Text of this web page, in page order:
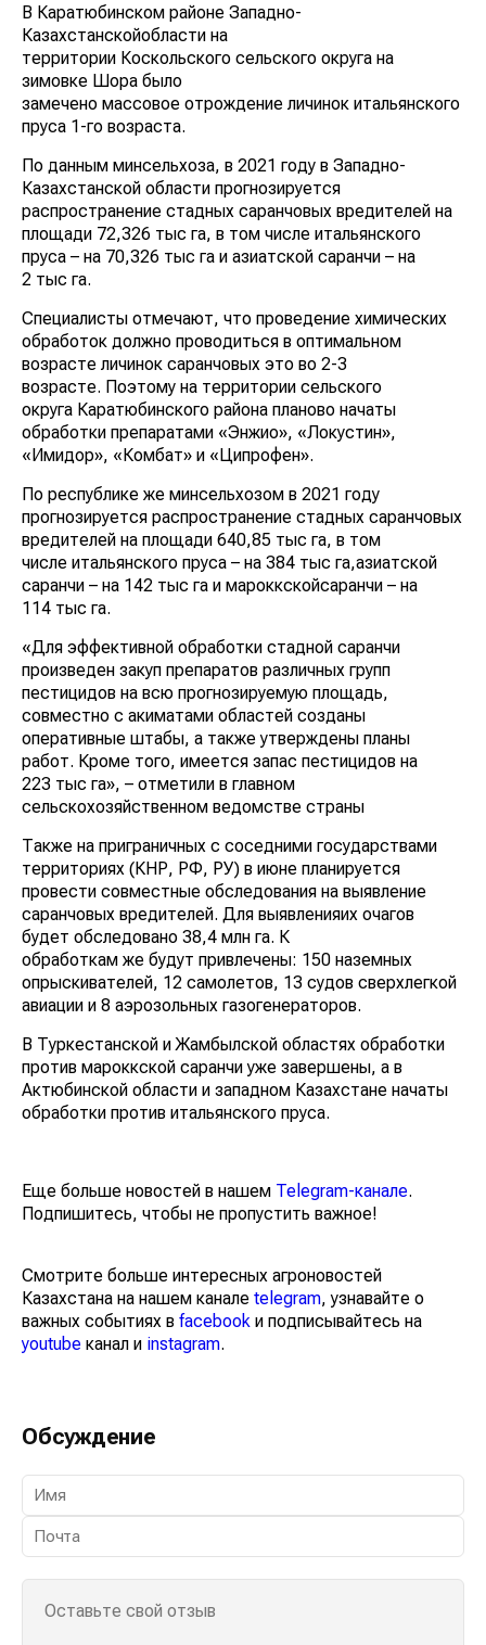
В Каратюбинском районе Западно-
Казахстанскойобласти на
территории Коскольского сельского округа на
зимовке Шора было
замечено массовое отрождение личинок итальянского
пруса 1-го возраста.
По данным минсельхоза, в 2021 году в Западно-
Казахстанской области прогнозируется
распространение стадных саранчовых вредителей на
площади 72,326 тыс га, в том числе итальянского
пруса – на 70,326 тыс га и азиатской саранчи – на
2 тыс га.
Специалисты отмечают, что проведение химических
обработок должно проводиться в оптимальном
возрасте личинок саранчовых это во 2-3
возрасте. Поэтому на территории сельского
округа Каратюбинского района планово начаты
обработки препаратами «Энжио», «Локустин»,
«Имидор», «Комбат» и «Ципрофен».
По республике же минсельхозом в 2021 году
прогнозируется распространение стадных саранчовых
вредителей на площади 640,85 тыс га, в том
числе итальянского пруса – на 384 тыс га,азиатской
саранчи – на 142 тыс га и мароккскойсаранчи – на
114 тыс га.
«Для эффективной обработки стадной саранчи
произведен закуп препаратов различных групп
пестицидов на всю прогнозируемую площадь,
совместно с акиматами областей созданы
оперативные штабы, а также утверждены планы
работ. Кроме того, имеется запас пестицидов на
223 тыс га», – отметили в главном
сельскохозяйственном ведомстве страны
Также на приграничных с соседними государствами
территориях (КНР, РФ, РУ) в июне планируется
провести совместные обследования на выявление
саранчовых вредителей. Для выявленияих очагов
будет обследовано 38,4 млн га. К
обработкам же будут привлечены: 150 наземных
опрыскивателей, 12 самолетов, 13 судов сверхлегкой
авиации и 8 аэрозольных газогенераторов.
В Туркестанской и Жамбылской областях обработки
против мароккской саранчи уже завершены, а в
Актюбинской области и западном Казахстане начаты
обработки против итальянского пруса.
Еще больше новостей в нашем Telegram-канале.
Подпишитесь, чтобы не пропустить важное!
Смотрите больше интересных агроновостей
Казахстана на нашем канале telegram, узнавайте о
важных событиях в facebook и подписывайтесь на
youtube канал и instagram.
Обсуждение